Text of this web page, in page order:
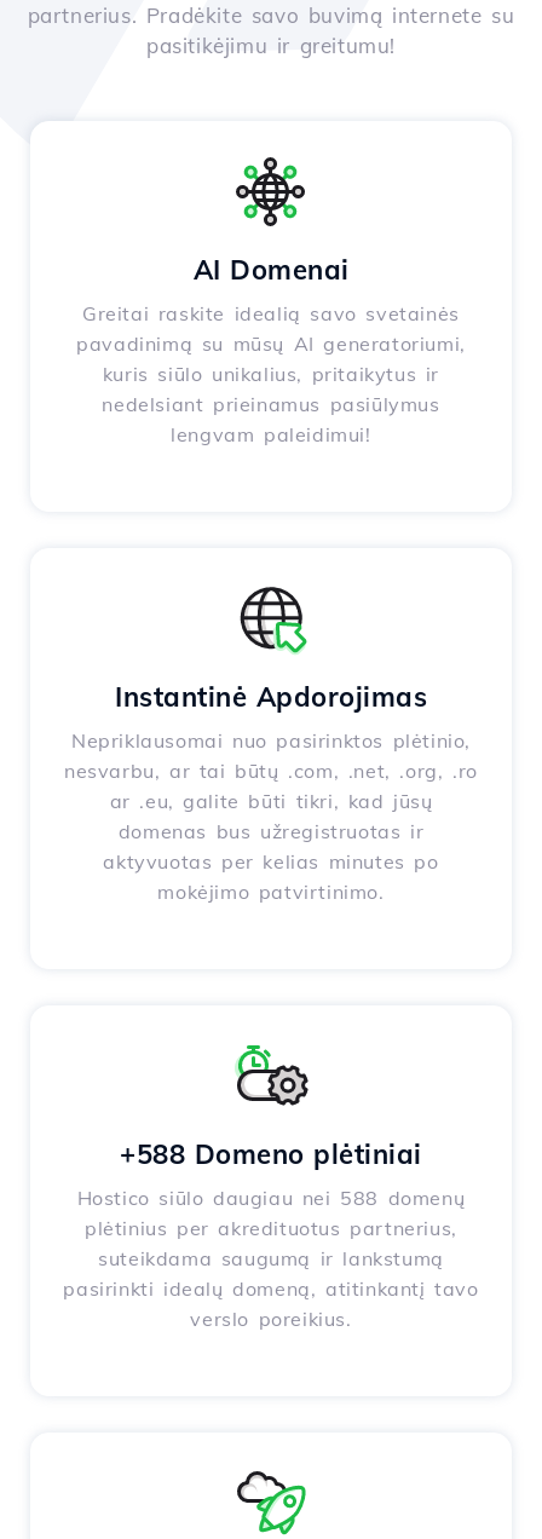
partnerius. Pradėkite savo buvimą internete su
pasitikėjimu ir greitumu!
AI Domenai
Greitai raskite idealią savo svetainės
pavadinimą su mūsų AI generatoriumi,
kuris siūlo unikalius, pritaikytus ir
nedelsiant prieinamus pasiūlymus
lengvam paleidimui!
Instantinė Apdorojimas
Nepriklausomai nuo pasirinktos plėtinio,
nesvarbu, ar tai būtų .com, .net, .org, .ro
ar .eu, galite būti tikri, kad jūsų
domenas bus užregistruotas ir
aktyvuotas per kelias minutes po
mokėjimo patvirtinimo.
+588 Domeno plėtiniai
Hostico siūlo daugiau nei 588 domenų
plėtinius per akredituotus partnerius,
suteikdama saugumą ir lankstumą
pasirinkti idealų domeną, atitinkantį tavo
verslo poreikius.